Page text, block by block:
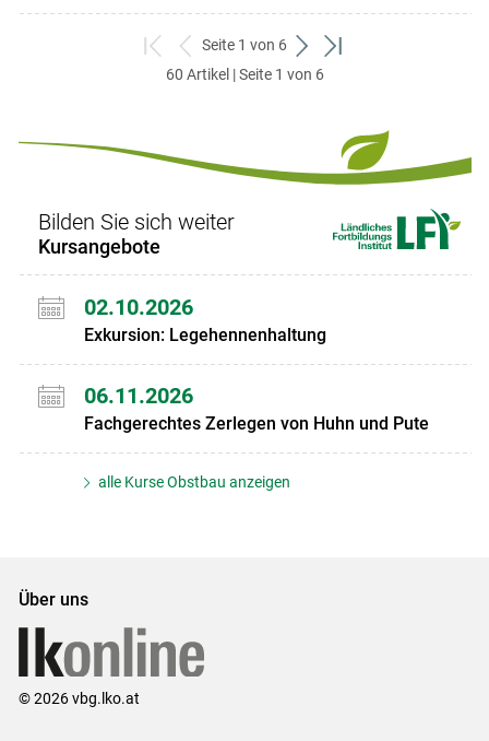
zum
ersten
zurück
zum
Seite 1 von 6
weiter
zum
zum
60 Artikel | Seite 1 von 6
Bilden Sie sich weiter
Kursangebote
02.10.2026
Exkursion: Legehennenhaltung
06.11.2026
Fachgerechtes Zerlegen von Huhn und Pute
alle Kurse Obstbau anzeigen
Über uns
© 2026 vbg.lko.at